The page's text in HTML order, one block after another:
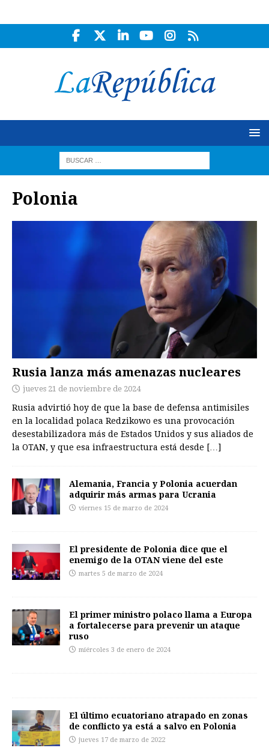
Polonia
Rusia lanza más amenazas nucleares
jueves 21 de noviembre de 2024
Rusia advirtió hoy de que la base de defensa antimisiles
en la localidad polaca Redzikowo es una provocación
desestabilizadora más de Estados Unidos y sus aliados de
la OTAN, y que esa infraestructura está desde […]
Alemania, Francia y Polonia acuerdan
adquirir más armas para Ucrania
viernes 15 de marzo de 2024
El presidente de Polonia dice que el
enemigo de la OTAN viene del este
martes 5 de marzo de 2024
El primer ministro polaco llama a Europa
a fortalecerse para prevenir un ataque
ruso
miércoles 3 de enero de 2024
El último ecuatoriano atrapado en zonas
de conflicto ya está a salvo en Polonia
jueves 17 de marzo de 2022